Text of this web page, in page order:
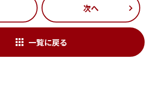
一覧に戻る
次へ